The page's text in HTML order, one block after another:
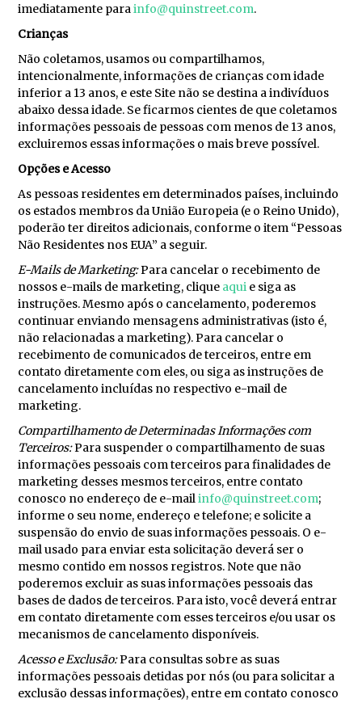
imediatamente parainfo@quinstreet.com.
Crianças
Não coletamos, usamos ou compartilhamos,
intencionalmente, informações de crianças com idade
inferior a 13 anos, e este Site não se destina a indivíduos
abaixo dessa idade. Se ficarmos cientes de que coletamos
informações pessoais de pessoas com menos de 13 anos,
excluiremos essas informações o mais breve possível.
Opções e Acesso
As pessoas residentes em determinados países, incluindo
os estados membros da União Europeia (e o Reino Unido),
poderão ter direitos adicionais, conforme o item “Pessoas
Não Residentes nos EUA” a seguir.
E-Mails de Marketing:Para cancelar o recebimento de
nossos e-mails de marketing, clique aqui e siga as
instruções. Mesmo após o cancelamento, poderemos
continuar enviando mensagens administrativas (isto é,
não relacionadas a marketing). Para cancelar o
recebimento de comunicados de terceiros, entre em
contato diretamente com eles, ou siga as instruções de
cancelamento incluídas no respectivo e-mail de
marketing.
Compartilhamento de Determinadas Informações com
Terceiros:Para suspender o compartilhamento de suas
informações pessoais com terceiros para finalidades de
marketing desses mesmos terceiros, entre contato
conosco no endereço de e-mailinfo@quinstreet.com;
informe o seu nome, endereço e telefone; e solicite a
suspensão do envio de suas informações pessoais. O e-
mail usado para enviar esta solicitação deverá ser o
mesmo contido em nossos registros. Note que não
poderemos excluir as suas informações pessoais das
bases de dados de terceiros. Para isto, você deverá entrar
em contato diretamente com esses terceiros e/ou usar os
mecanismos de cancelamento disponíveis.
Acesso e Exclusão:Para consultas sobre as suas
informações pessoais detidas por nós (ou para solicitar a
exclusão dessas informações), entre em contato conosco